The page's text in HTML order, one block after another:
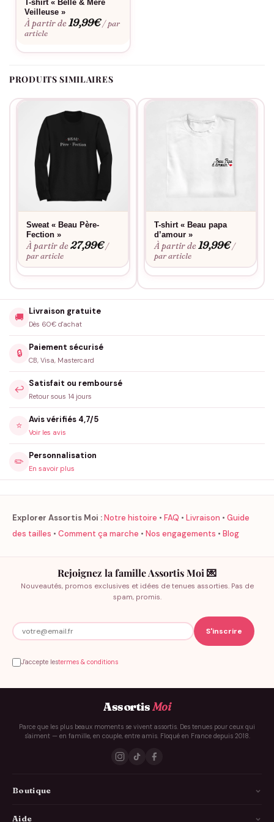
et la qualité de confection assure une belle tenue dans le
temps.
T-shirt « Belle & Mere
Veilleuse »
À partir de19,99€ / par
article
PRODUITS SIMILAIRES
Sweat « Beau Père-
Fection »
À partir de27,99€ /
par article
T-shirt « Beau papa
d’amour »
À partir de19,99€ /
par article
🚚
Livraison gratuite
Dès 60€ d'achat
🔒
Paiement sécurisé
CB, Visa, Mastercard
↩️
Satisfait ou remboursé
Retour sous 14 jours
⭐
Avis vérifiés 4,7/5
Voir les avis
✏️
Personnalisation
En savoir plus
Explorer Assortis Moi :Notre histoire • FAQ • Livraison • Guide
des tailles • Comment ça marche • Nos engagements • Blog
Rejoignez la famille Assortis Moi 💌
Nouveautés, promos exclusives et idées de tenues assorties. Pas de
spam, promis.
J'accepte lestermes & conditions
AssortisMoi
Parce que les plus beaux moments se vivent assortis. Des tenues pour ceux qui
s'aiment — en famille, en couple, entre amis. Floqué en France depuis 2018.
Boutique
Aide